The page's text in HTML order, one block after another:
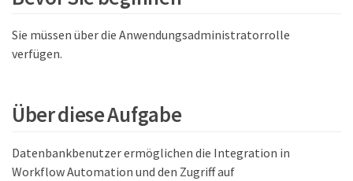
Sie müssen über die Anwendungsadministratorrolle
verfügen.
Über diese Aufgabe
Datenbankbenutzer ermöglichen die Integration in
Workflow Automation und den Zugriff auf